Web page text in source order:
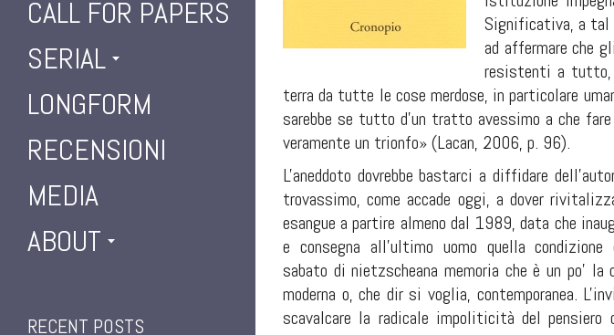
CALL FOR PAPERS
SERIAL
LONGFORM
RECENSIONI
MEDIA
ABOUT
RECENT POSTS
Significativa, a tal
ad affermare che
resistenti a tutto,
terra da tutte le cose merdose, in particolare
sarebbe se tutto d'un tratto avessimo a che
veramente un trionfo» (Lacan, 2006, p. 96).
L'aneddoto dovrebbe bastarci a diffidare
trovassimo, come accade oggi, a dover
esangue a partire almeno dal 1989, data che
e consegna all'ultimo uomo quella
sabato di nietzscheana memoria che è un po'
moderna o, che dir si voglia, contemporanea.
scavalcare la radicale impoliticità del pensiero